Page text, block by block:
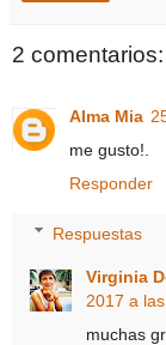
2 comentarios:
Alma Mia
me gusto!.
Responder
Respuestas
Virginia
2017 a
muchas